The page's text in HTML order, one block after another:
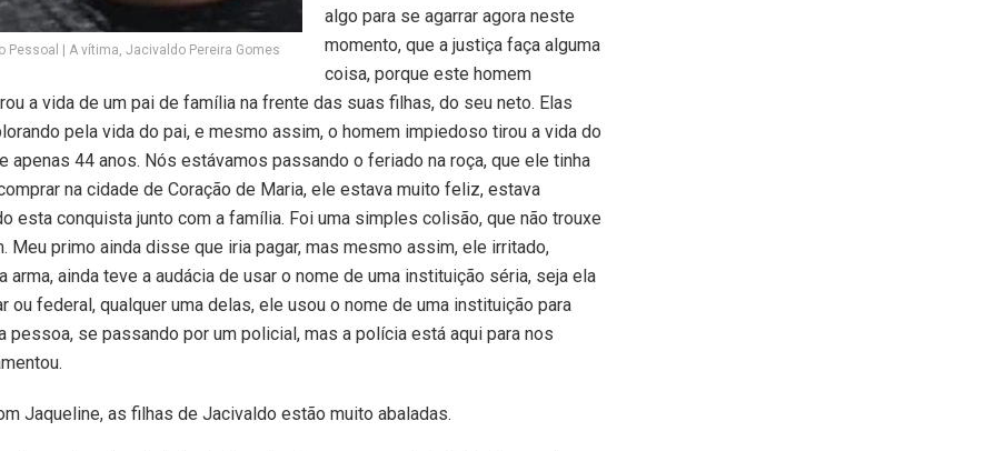
Pessoal | A vítima, Jacivaldo Pereira Gomes
algo para se agarrar agora neste
momento, que a justiça faça alguma
coisa, porque este homem
a vida de um pai de família na frente das suas filhas, do seu neto. Elas
pela vida do pai, e mesmo assim, o homem impiedoso tirou a vida do
apenas 44 anos. Nós estávamos passando o feriado na roça, que ele tinha
na cidade de Coração de Maria, ele estava muito feliz, estava
esta conquista junto com a família. Foi uma simples colisão, que não trouxe
Meu primo ainda disse que iria pagar, mas mesmo assim, ele irritado,
arma, ainda teve a audácia de usar o nome de uma instituição séria, seja ela
ou federal, qualquer uma delas, ele usou o nome de uma instituição para
pessoa, se passando por um policial, mas a polícia está aqui para nos
Jaqueline, as filhas de Jacivaldo estão muito abaladas.